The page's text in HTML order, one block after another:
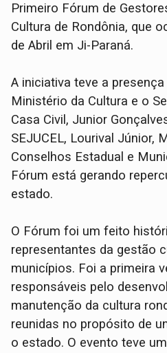
Primeiro Fórum de
Cultura de Rondônia, que
de Abril em Ji-Paraná.
A iniciativa teve a
Ministério da Cultura e o
Casa Civil, Junior
SEJUCEL, Lourival Júnior,
Conselhos Estadual e
Fórum está gerando
estado.
O Fórum foi um feito
representantes da gestão
municípios. Foi a primeira
responsáveis pelo
manutenção da cultura
reunidas no propósito de
o estado. O evento teve